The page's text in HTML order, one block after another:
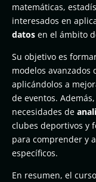
matemáticas,
interesados en
datos en el ámbito
Su objetivo es
modelos avanzados
aplicándolos a
de eventos.
necesidades de
clubes deportivos y
para comprender y
específicos.
En resumen, el